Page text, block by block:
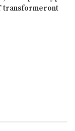
transformeront